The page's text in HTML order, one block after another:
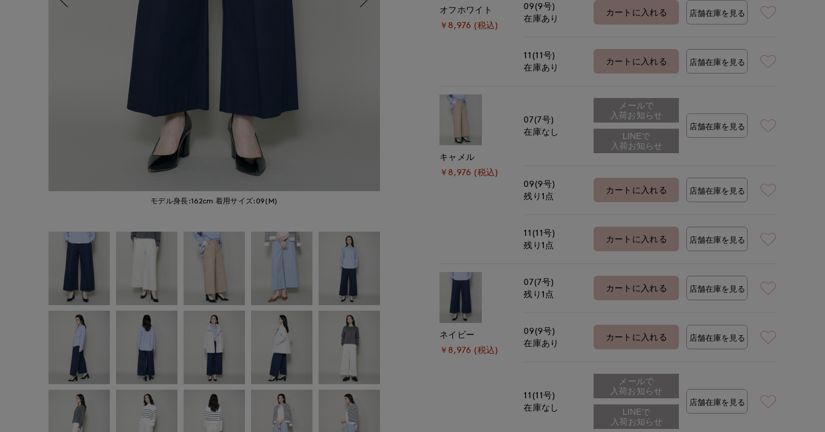
モデル身長:162cm 着用サイズ:09(M) モデル身長:162cm 着用サイズ:09M)
オフホワイト
￥8,976 (税込)
09(9号)
在庫あり
カートに入れる 店舗在庫を見る
11(11号)
在庫あり
カートに入れる 店舗在庫を見る
キャメル
￥8,976 (税込)
07(7号)
在庫なし
メールで
入荷お知らせ
店舗在庫を見る
09(9号)
残り1点
カートに入れる 店舗在庫を見る
11(11号)
残り1点
カートに入れる 店舗在庫を見る
ネイビー
￥8,976 (税込)
07(7号)
残り1点
カートに入れる 店舗在庫を見る
09(9号)
在庫あり
カートに入れる 店舗在庫を見る
11(11号)
在庫なし
メールで
入荷お知らせ
店舗在庫を見る